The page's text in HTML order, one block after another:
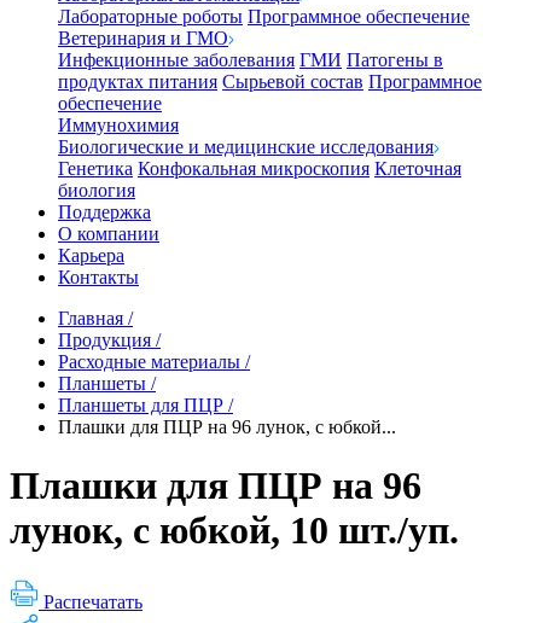
Лабораторные роботы Программное обеспечение
Ветеринария и ГМО
Инфекционные заболевания ГМИ Патогены в
продуктах питания Сырьевой состав Программное
обеспечение
Иммунохимия
Биологические и медицинские исследования
Генетика Конфокальная микроскопия Клеточная
биология
Поддержка
О компании
Карьера
Контакты
Главная /
Продукция /
Расходные материалы /
Планшеты /
Планшеты для ПЦР /
Плашки для ПЦР на 96 лунок, c юбкой...
Плашки для ПЦР на 96
лунок, c юбкой, 10 шт./уп.
Распечатать